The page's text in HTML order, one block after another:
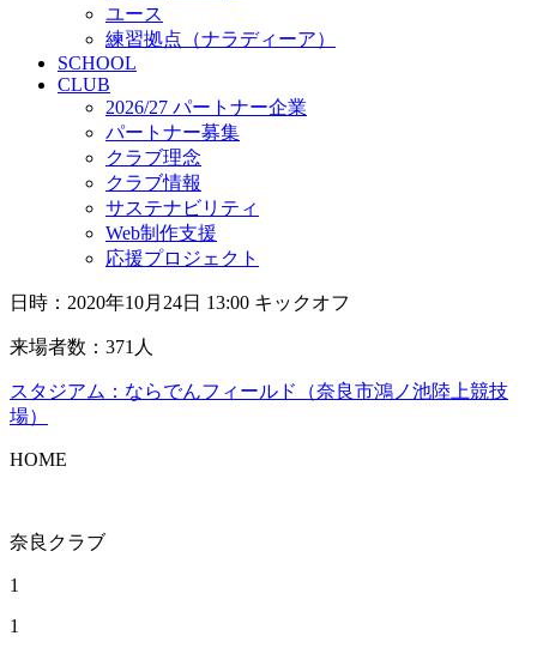
ユース
練習拠点（ナラディーア）
SCHOOL
CLUB
2026/27 パートナー企業
パートナー募集
クラブ理念
クラブ情報
サステナビリティ
Web制作支援
応援プロジェクト
日時：2020年10月24日 13:00 キックオフ
来場者数：371人
スタジアム：ならでんフィールド（奈良市鴻ノ池陸上競技
場）
HOME
奈良クラブ
1
1